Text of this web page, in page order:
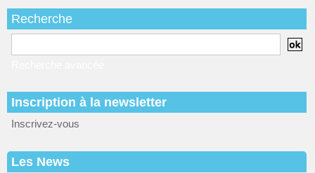
Recherche
Inscription à la newsletter
Inscrivez-vous
Les News